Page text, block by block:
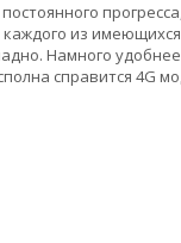
из
Намного
справится 4G